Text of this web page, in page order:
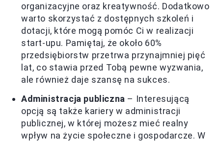
organizacyjne oraz kreatywność. Dodatkowo
warto skorzystać z dostępnych szkoleń i
dotacji, które mogą pomóc Ci w realizacji
start-upu. Pamiętaj, że około 60%
przedsiębiorstw przetrwa przynajmniej pięć
lat, co stawia przed Tobą pewne wyzwania,
ale również daje szansę na sukces.
Administracja publiczna – Interesującą
opcją są także kariery w administracji
publicznej, w której możesz mieć realny
wpływ na życie społeczne i gospodarcze. W